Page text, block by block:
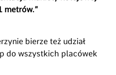
metrów.”
bierze też udział
do wszystkich placówek